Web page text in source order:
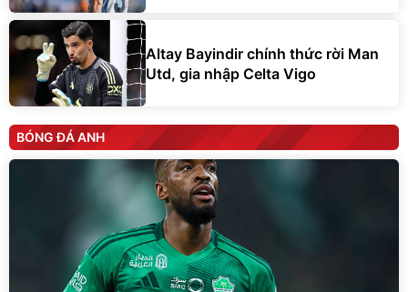
Altay Bayindir chính thức rời Man
Utd, gia nhập Celta Vigo
BÓNG ĐÁ ANH